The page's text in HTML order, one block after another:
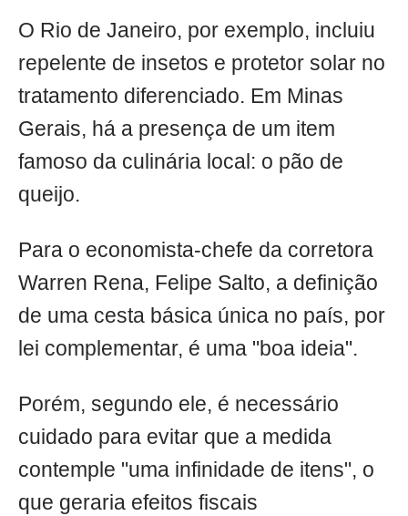
O Rio de Janeiro, por exemplo, incluiu
repelente de insetos e protetor solar no
tratamento diferenciado. Em Minas
Gerais, há a presença de um item
famoso da culinária local: o pão de
queijo.
Para o economista-chefe da corretora
Warren Rena, Felipe Salto, a definição
de uma cesta básica única no país, por
lei complementar, é uma "boa ideia".
Porém, segundo ele, é necessário
cuidado para evitar que a medida
contemple "uma infinidade de itens", o
que geraria efeitos fiscais